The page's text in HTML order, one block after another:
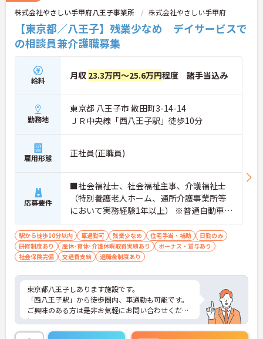
株式会社やさしい手甲府八王子事業所 株式会社やさしい手甲府
【東京都／八王子】残業少なめ デイサービスで
の相談員兼介護職募集
給料 月収 23.3万円～25.6万円程度 諸手当込み
勤務地
東京都 八王子市 散田町3-14-14
ＪＲ中央線「西八王子駅」徒歩10分
雇用形態 正社員(正職員)
応募要件
■社会福祉士、社会福祉主事、介護福祉士
（特別養護老人ホーム、通所介護事業所等
において実務経験1年以上） ※普通自動車免
許
駅から徒歩10分以内 車通勤可 残業少なめ 住宅手当・補助
日勤のみ
研修制度あり
産休･育休･介護休暇取得実績あり
ボーナス・賞与あり
社会保険完備
交通費支給 退職金制度あり
東京都八王子しあります施設です。
「西八王子駅」から徒歩圏内、車通勤も可能です。
ご興味のある方は是非お気軽にお問い合わせくださ
い。